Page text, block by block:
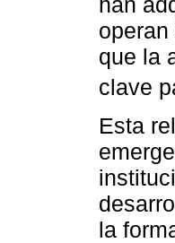
que la
clave
Esta
la